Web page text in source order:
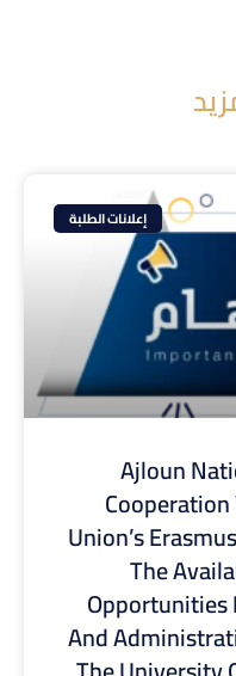
إعلانات الطلبة
Ajloun
Union’s
The
Opportunities
And